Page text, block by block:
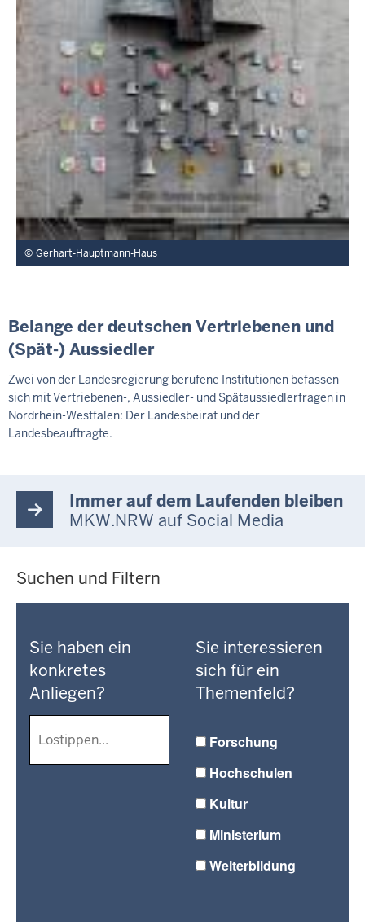
Gerhart-Hauptmann-Haus
Belange der deutschen Vertriebenen und
(Spät-) Aussiedler
Zwei von der Landesregierung berufene Institutionen befassen
sich mit Vertriebenen-, Aussiedler- und Spätaussiedlerfragen in
Nordrhein-Westfalen: Der Landesbeirat und der
Landesbeauftragte.
Immer auf dem Laufenden bleiben
MKW.NRW auf Social Media
Suchen und Filtern
Sie haben ein
konkretes
Anliegen?
Sie interessieren
sich für ein
Themenfeld?
Forschung
Hochschulen
Kultur
Ministerium
Weiterbildung